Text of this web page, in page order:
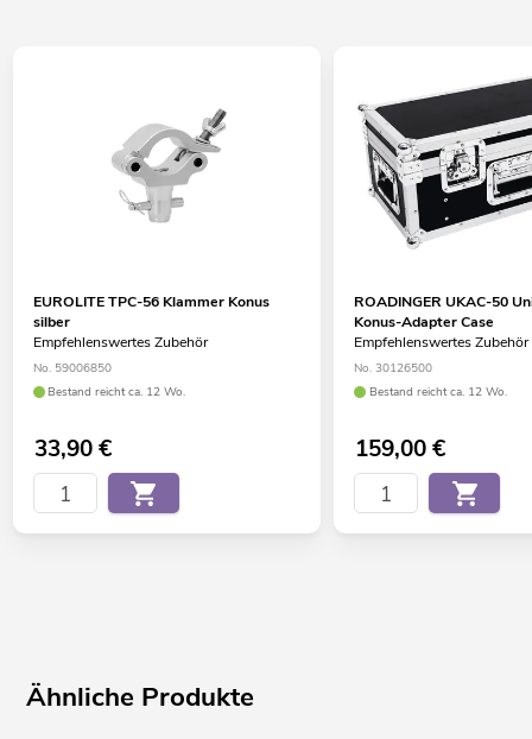
EUROLITE TPC-56 Klammer Konus
silber
Empfehlenswertes Zubehör
No. 59006850
Bestand reicht ca. 12 Wo.
33,90€
ROADINGER UKAC-50
Konus-Adapter Case
Empfehlenswertes Zubehör
No. 30126500
Bestand reicht ca. 12 Wo.
159,00€
Ähnliche Produkte